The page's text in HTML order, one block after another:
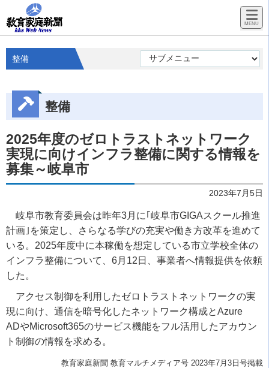
整備
整備
2025年度のゼロトラストネットワーク
実現に向けインフラ整備に関する情報を
募集～岐阜市
2023年7月5日
岐阜市教育委員会は昨年3月に｢岐阜市GIGAスクール推進
計画｣を策定し、さらなる学びの充実や働き方改革を進めて
いる。2025年度中に本稼働を想定している市立学校全体の
インフラ整備について、6月12日、事業者へ情報提供を依頼
した。
アクセス制御を利用したゼロトラストネットワークの実
現に向け、通信を暗号化したネットワーク構成とAzure
ADやMicrosoft365のサービス機能をフル活用したアカウン
ト制御の情報を求める。
教育家庭新聞 教育マルチメディア号 2023年7月3日号掲載